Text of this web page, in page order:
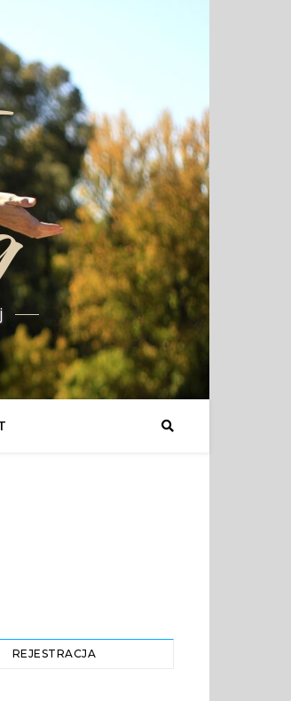
REJESTRACJA